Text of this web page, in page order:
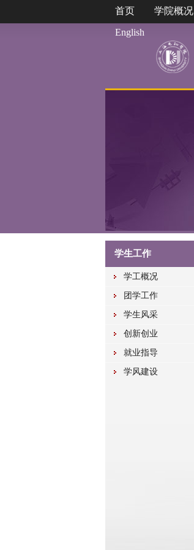
首页 学院概况
English
学生工作
学工概况
团学工作
学生风采
创新创业
就业指导
学风建设